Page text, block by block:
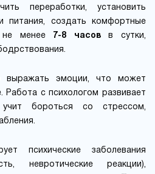
переработки, установить
питания, создать комфортные
не менее
7-8 часовв сутки,
выражать эмоции, что может
Работа с психологом развивает
учит бороться со стрессом,
психические заболевания
невротические реакции),